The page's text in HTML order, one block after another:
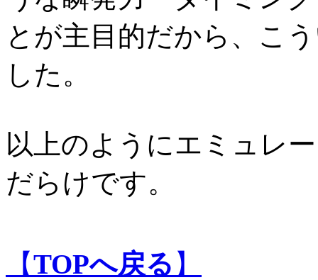
とが主目的だから、こ
した。
以上のようにエミュレ
だらけです。
【TOPへ戻る 】